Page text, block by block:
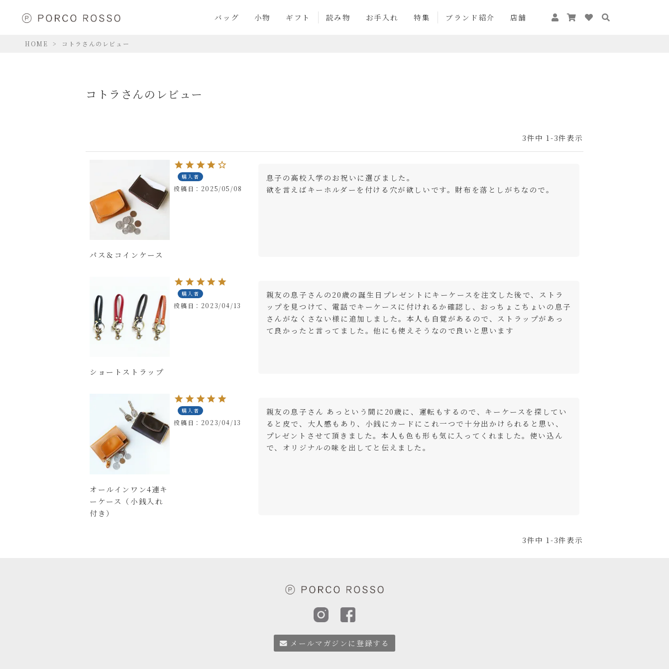
バッグ 小物 ギフト 読み物 お手入れ 特集 ブランド紹介 店舗
HOME コトラさんのレビュー
コトラさんのレビュー
3件中 1 -3件表示
パス＆コインケース
購入者
投稿日 2025/05/08
息子の高校入学のお祝いに選びました。
欲を言えばキーホルダーを付ける穴が欲しいです。財布を落としがちなので。
ショートストラップ
購入者
投稿日 2023/04/13
親友の息子さんの20歳の誕生日プレゼントにキーケースを注文した後で、ストラ
ップを見つけて、電話でキーケースに付けれるか確認し、おっちょこちょいの息子
さんがなくさない様に追加しました。本人も自覚があるので、ストラップがあっ
て良かったと言ってました。他にも使えそうなので良いと思います
オールインワン4連キ
ーケース（小銭入れ
付き）
購入者
投稿日 2023/04/13
親友の息子さん あっという間に20歳に、運転もするので、キーケースを探してい
ると皮で、大人感もあり、小銭にカードにこれ一つで十分出かけられると思い、
プレゼントさせて頂きました。本人も色も形も気に入ってくれました。使い込ん
で、オリジナルの味を出してと伝えました。
3件中 1 -3件表示
メールマガジンに登録する